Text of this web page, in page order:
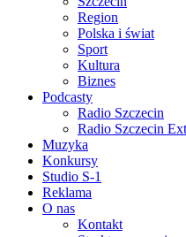
Region
Polska i świat
Sport
Kultura
Biznes
Podcasty
Radio Szczecin
Radio Szczecin
Muzyka
Konkursy
Studio S-1
Reklama
O nas
Kontakt